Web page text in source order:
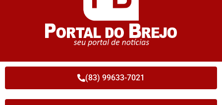
(83) 99633-7021